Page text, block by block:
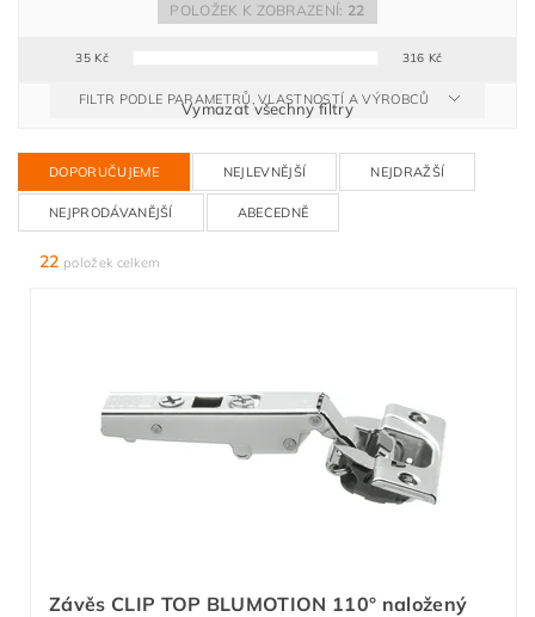
35Kč 316 Kč
POLOŽEK K ZOBRAZENÍ: 22
FILTR PODLE PARAMETRŮ, VLASTNOSTÍ A VÝROBCŮ
Vymazat všechny filtry
DOPORUČUJEME NEJLEVNĚJŠÍ NEJDRAŽŠÍ
NEJPRODÁVANĚJŠÍ ABECEDNĚ
22 položek celkem
Závěs CLIP TOP BLUMOTION 110° naložený